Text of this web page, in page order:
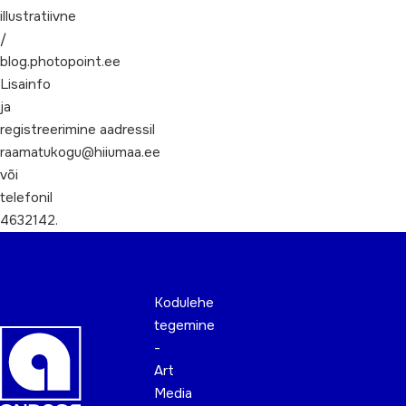
illustratiivne
/
blog.photopoint.ee
Lisainfo
ja
registreerimine aadressil
raamatukogu@hiiumaa.ee
või
telefonil
4632142.
Kodulehe
tegemine
-
Art
Media